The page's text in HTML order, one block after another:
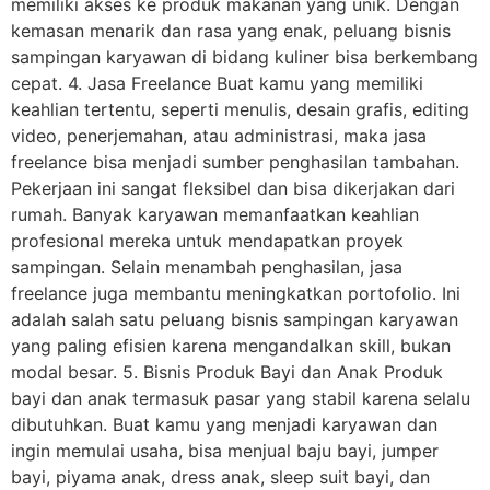
kemasan menarik dan rasa yang enak, peluang bisnis
sampingan karyawan di bidang kuliner bisa berkembang
cepat. 4. Jasa Freelance Buat kamu yang memiliki
keahlian tertentu, seperti menulis, desain grafis, editing
video, penerjemahan, atau administrasi, maka jasa
freelance bisa menjadi sumber penghasilan tambahan.
Pekerjaan ini sangat fleksibel dan bisa dikerjakan dari
rumah. Banyak karyawan memanfaatkan keahlian
profesional mereka untuk mendapatkan proyek
sampingan. Selain menambah penghasilan, jasa
freelance juga membantu meningkatkan portofolio. Ini
adalah salah satu peluang bisnis sampingan karyawan
yang paling efisien karena mengandalkan skill, bukan
modal besar. 5. Bisnis Produk Bayi dan Anak Produk
bayi dan anak termasuk pasar yang stabil karena selalu
dibutuhkan. Buat kamu yang menjadi karyawan dan
ingin memulai usaha, bisa menjual baju bayi, jumper
bayi, piyama anak, dress anak, sleep suit bayi, dan